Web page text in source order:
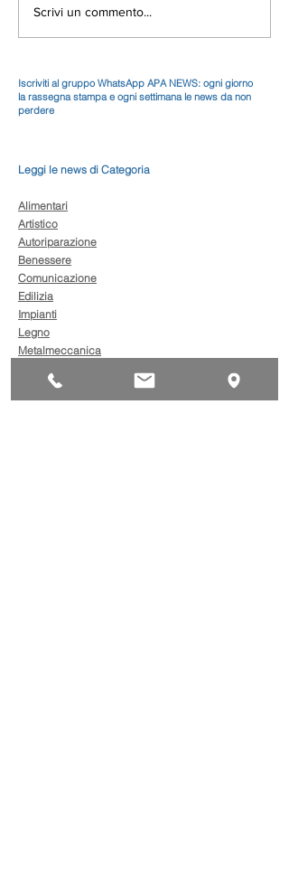
Scrivi un commento...
Iscriviti al gruppo WhatsApp APA NEWS: ogni giorno
la rassegna stampa e ogni settimana le news da non
perdere
Leggi le news di Categoria
Alimentari
Artistico
Autoriparazione
Benessere
Comunicazione
Edilizia
Impianti
Legno
Metalmeccanica
Trasporto